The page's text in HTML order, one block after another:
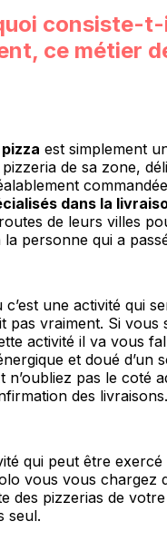
consiste-
ce métier
est simplement
pizzeria de sa zone,
dans la
de leurs villes
la personne qui a
une activité qui
pas vraiment. Si vous
activité il va vous
et doué d’un
n’oubliez pas le coté
des
qui peut être
vous vous chargez
des pizzerias de
seul.